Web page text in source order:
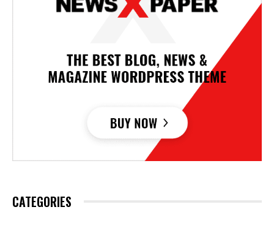
CATEGORIES